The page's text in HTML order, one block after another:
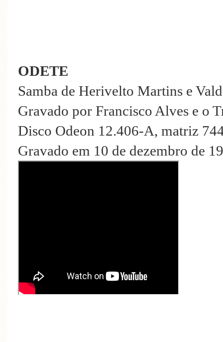
ODETE
Samba de Herivelto Martins e
Gravado por Francisco Alves e o
Disco Odeon 12.406-A, matriz
Gravado em 10 de dezembro de